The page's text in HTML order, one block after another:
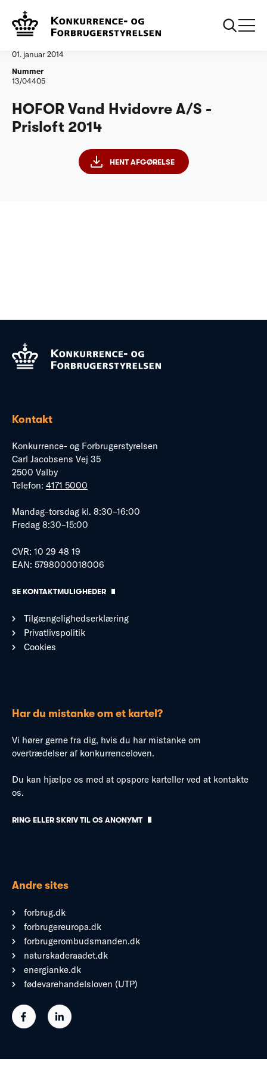
Vandtilsyn
01. januar 2014
Nummer
13/04405
HOFOR Vand Hvidovre A/S -
Prisloft 2014
HENT AFGØRELSE
Kontakt
Konkurrence- og Forbrugerstyrelsen
Carl Jacobsens Vej 35
2500 Valby
Telefon: 4171 5000
Mandag–torsdag kl. 8:30–16:00
Fredag 8:30–15:00
CVR: 10 29 48 19
EAN: 5798000018006
SE KONTAKTMULIGHEDER
Tilgængelighedserklæring
Privatlivspolitik
Cookies
Har du mistanke om et kartel?
Vi hører gerne fra dig, hvis du har mistanke om
overtrædelser af konkurrenceloven.
Du kan hjælpe os med at opspore karteller ved at kontakte
os.
RING ELLER SKRIV TIL OS ANONYMT
Andre sites
forbrug.dk
forbrugereuropa.dk
forbrugerombudsmanden.dk
naturskaderaadet.dk
energianke.dk
fødevarehandelsloven (UTP)